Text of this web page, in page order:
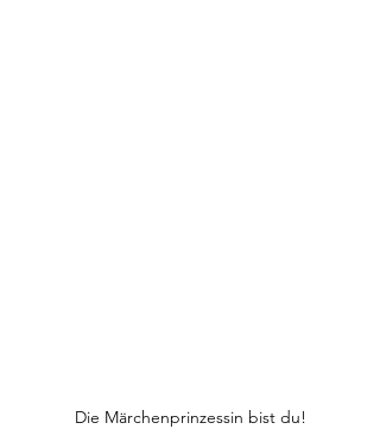
Die Märchenprinzessin bist du!